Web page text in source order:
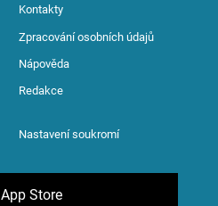
Kontakty
Zpracování osobních údajů
Nápověda
Redakce
Nastavení soukromí
App Store